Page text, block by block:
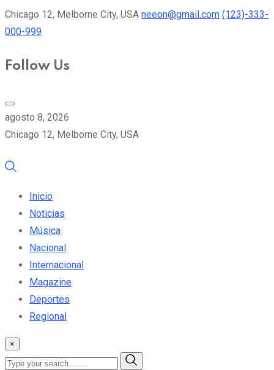
Chicago 12, Melborne City, USA neeon@gmail.com (123)-333-
000-999
Follow Us
agosto 8, 2026
Chicago 12, Melborne City, USA
Inicio
Noticias
Música
Nacional
Internacional
Magazine
Deportes
Regional
×